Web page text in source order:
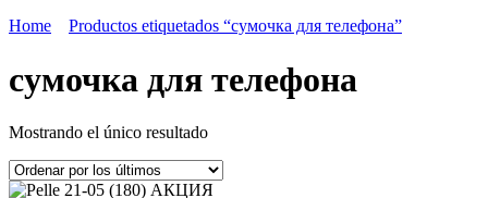
Home
Productos etiquetados “сумочка для телефона”
сумочка для телефона
Mostrando el único resultado